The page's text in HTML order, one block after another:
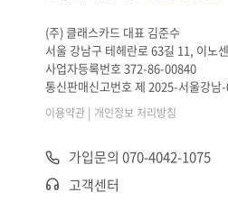
(주) 클래스카드 대표 김준수
서울 강남구 테헤란로 63길 11, 이노
사업자등록번호 372-86-00840
통신판매신고번호 제 2025-서울강남
이용약관 | 개인정보 처리방침
가입문의 070-4042-1075
고객센터